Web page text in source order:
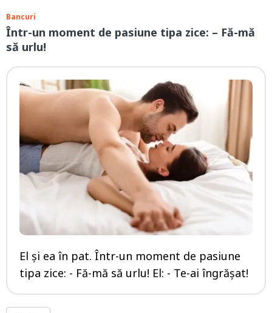
Bancuri
Într-un moment de pasiune tipa zice: – Fă-mă
să urlu!
El și ea în pat. Într-un moment de pasiune
tipa zice: - Fă-mă să urlu! El: - Te-ai îngrășat!